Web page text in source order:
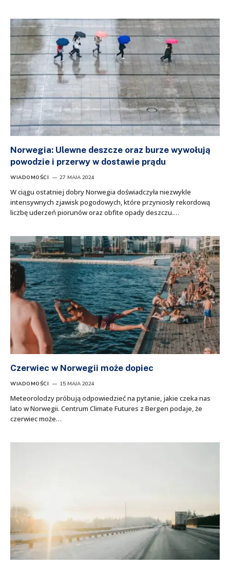
Norwegia: Ulewne deszcze oraz burze wywołują
powodzie i przerwy w dostawie prądu
WIADOMOŚCI 27 MAJA 2024
W ciągu ostatniej dobry Norwegia doświadczyła niezwykle
intensywnych zjawisk pogodowych, które przyniosły rekordową
liczbę uderzeń piorunów oraz obfite opady deszczu.…
Czerwiec w Norwegii może dopiec
WIADOMOŚCI 15 MAJA 2024
Meteorolodzy próbują odpowiedzieć na pytanie, jakie czeka nas
lato w Norwegii. Centrum Climate Futures z Bergen podaje, że
czerwiec może…